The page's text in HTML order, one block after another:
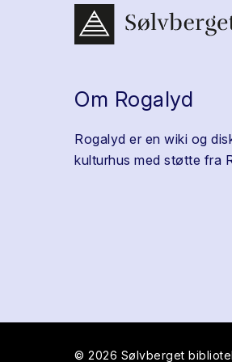
Om Rogalyd
Rogalyd er en wiki og
kulturhus med støtte fra
© 2026 Sølvberget